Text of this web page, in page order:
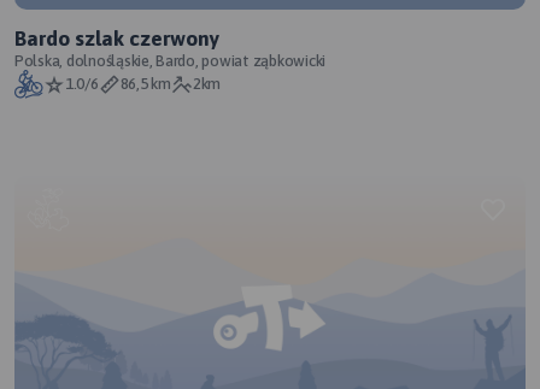
Bardo szlak czerwony
Polska, dolnośląskie, Bardo, powiat ząbkowicki
1.0/6
86,5 km 2km